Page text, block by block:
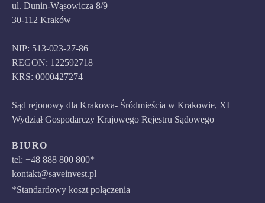
ul. Dunin-Wąsowicza 8/9
30-112 Kraków
NIP: 513-023-27-86
REGON: 122592718
KRS: 0000427274
Sąd rejonowy dla Krakowa- Śródmieścia w Krakowie, XI
Wydział Gospodarczy Krajowego Rejestru Sądowego
BIURO
tel: +48 888 800 800*
kontakt@saveinvest.pl
*Standardowy koszt połączenia